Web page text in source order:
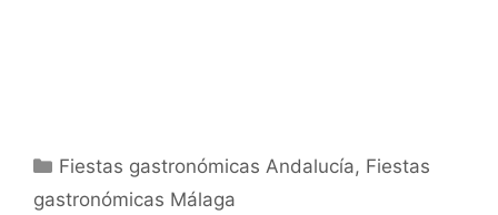
Categorías
Fiestas gastronómicas Andalucía, Fiestas
gastronómicas Málaga